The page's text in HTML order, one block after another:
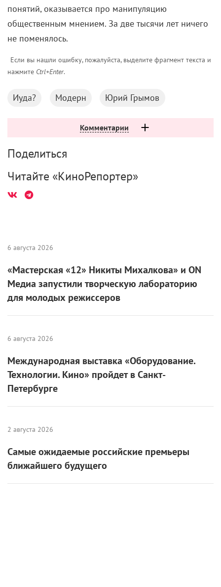
понятий, оказывается про манипуляцию
общественным мнением. За две тысячи лет ничего
не поменялось.
Если вы нашли ошибку, пожалуйста, выделите фрагмент текста и
нажмите Ctrl+Enter.
Иуда? Модерн Юрий Грымов
Комментарии
Поделиться
Читайте «КиноРепортер»
6 августа 2026
«Мастерская «12» Никиты Михалкова» и ON
Медиа запустили творческую лабораторию
для молодых режиссеров
6 августа 2026
Международная выставка «Оборудование.
Технологии. Кино» пройдет в Санкт-
Петербурге
2 августа 2026
Самые ожидаемые российские премьеры
ближайшего будущего